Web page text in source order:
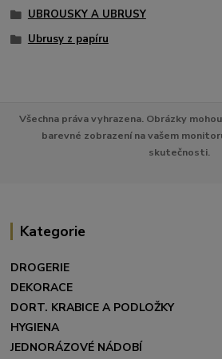
UBROUSKY A UBRUSY
Ubrusy z papíru
Všechna práva vyhrazena. Obrázky
barevné zobrazení na vašem
skutečnosti.
Kategorie
DROGERIE
DEKORACE
DORT. KRABICE A PODLOŽKY
HYGIENA
JEDNORÁZOVÉ NÁDOBÍ